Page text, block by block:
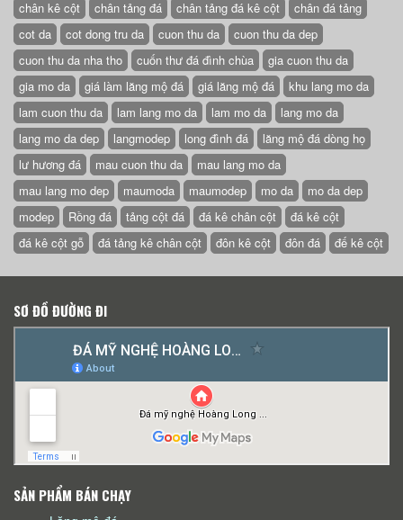
chân kê cột
chân tảng đá chân tảng đá kê cột
chân đá tảng
cot da
cot dong tru da cuon thu da
cuon thu da dep
cuon thu da nha tho
cuốn thư đá đình chùa
gia cuon thu da
gia mo da
giá làm lăng mộ đá giá lăng mộ đá
khu lang mo da
lam cuon thu da
lam lang mo da lam mo da
lang mo da
lang mo da dep
langmodep long đình đá
lăng mộ đá dòng họ
lư hương đá
mau cuon thu da
mau lang mo da
mau lang mo dep
maumoda maumodep mo da
mo da dep
modep
Rồng đá tảng cột đá đá kê chân cột
đá kê cột
đá kê cột gỗ
đá tảng kê chân cột đôn kê cột đôn đá đế kê cột
SƠ ĐỒ ĐƯỜNG ĐI
SẢN PHẨM BÁN CHẠY